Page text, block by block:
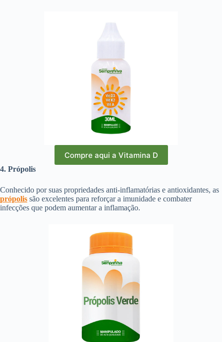
Compre aqui a Vitamina D
4. Própolis
Conhecido por suas propriedades anti-inflamatórias e antioxidantes, as
própolis são excelentes para reforçar a imunidade e combater
infecções que podem aumentar a inflamação.